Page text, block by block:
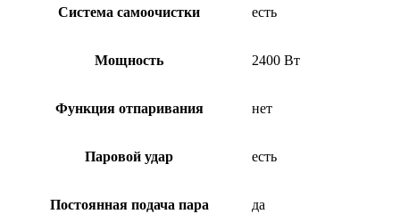
Система самоочистки есть
Мощность 2400 Вт
Функция отпаривания нет
Паровой удар есть
Постоянная подача пара да